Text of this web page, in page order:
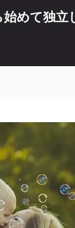
めて独